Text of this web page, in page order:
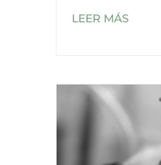
LEER MÁS